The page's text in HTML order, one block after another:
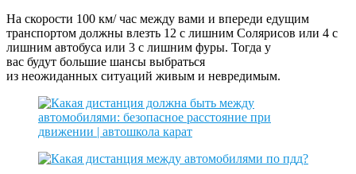
На скорости 100 км/ час между вами и впереди едущим
транспортом должны влезть 12 с лишним Солярисов или 4 с
лишним автобуса или 3 с лишним фуры. Тогда у
вас будут большие шансы выбраться
из неожиданных ситуаций живым и невредимым.